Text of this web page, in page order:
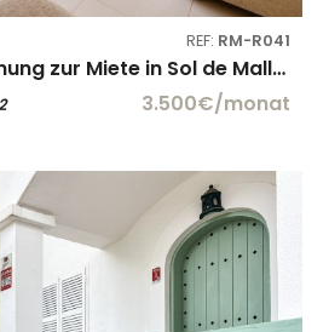
REF: RM-R041
Erdgeschosswohnung zur Miete in Sol de Mallorca
3.500€/monat